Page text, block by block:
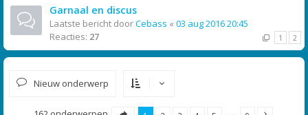
Garnaal en discus
Laatste bericht doorCebass « 03 aug 2016 20:45
Reacties: 27 1 2
Nieuw onderwerp